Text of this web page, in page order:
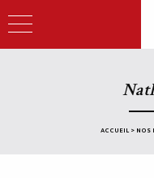
ACCUEIL> NOS